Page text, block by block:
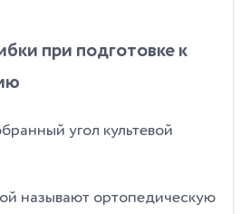
при подготовке к
угол культевой
называют ортопедическую